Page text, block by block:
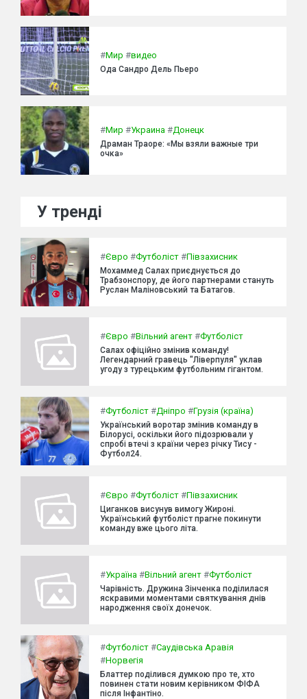
#Мир #видео
Ода Сандро Дель Пьеро
#Мир #Украина #Донецк
Драман Траоре: «Мы взяли важные три
очка»
У тренді
#Євро #Футболіст #Півзахисник
Мохаммед Салах приєднується до
Трабзонспору, де його партнерами стануть
Руслан Маліновський та Батагов.
#Євро #Вільний агент #Футболіст
Салах офіційно змінив команду!
Легендарний гравець "Ліверпуля" уклав
угоду з турецьким футбольним гігантом.
#Футболіст #Дніпро #Грузія (країна)
Український воротар змінив команду в
Білорусі, оскільки його підозрювали у
спробі втечі з країни через річку Тису -
Футбол24.
#Євро #Футболіст #Півзахисник
Циганков висунув вимогу Жироні.
Український футболіст прагне покинути
команду вже цього літа.
#Україна #Вільний агент #Футболіст
Чарівність. Дружина Зінченка поділилася
яскравими моментами святкування днів
народження своїх донечок.
#Футболіст #Саудівська Аравія
#Норвегія
Блаттер поділився думкою про те, хто
повинен стати новим керівником ФІФА
після Інфантіно.